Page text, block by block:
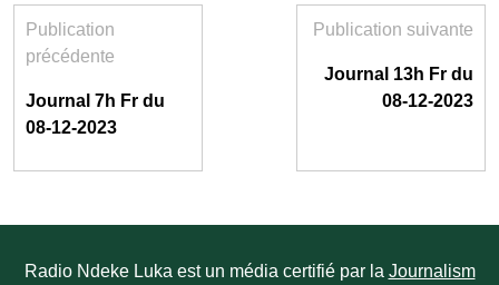
Publication
précédente
Journal 7h Fr du
08-12-2023
Publication suivante
Journal 13h Fr du
08-12-2023
Radio Ndeke Luka est un média certifié par la Journalism